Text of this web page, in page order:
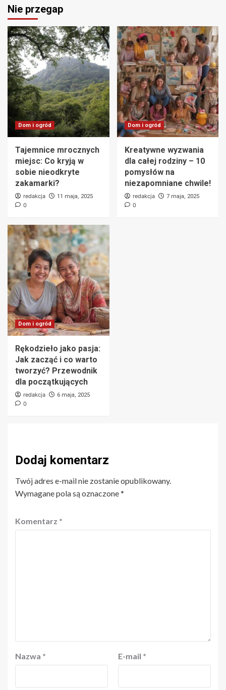
Nie przegap
Dom i ogród
Tajemnice mrocznych
miejsc: Co kryją w
sobie nieodkryte
zakamarki?
redakcja 11 maja, 2025
0
Dom i ogród
Kreatywne wyzwania
dla całej rodziny – 10
pomysłów na
niezapomniane chwile!
redakcja 7 maja, 2025
0
Dom i ogród
Rękodzieło jako pasja:
Jak zacząć i co warto
tworzyć? Przewodnik
dla początkujących
redakcja 6 maja, 2025
0
Dodaj komentarz
Twój adres e-mail nie zostanie opublikowany.
Wymagane pola są oznaczone*
Komentarz *
Nazwa * E-mail *